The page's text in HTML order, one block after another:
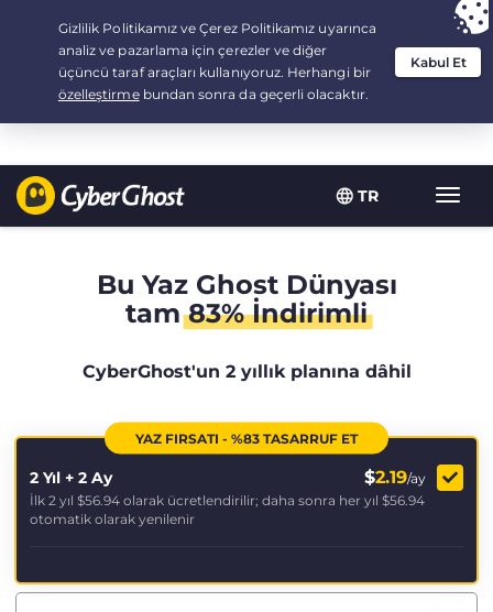
TR
Your choice:The Best Dealfor 2.1666666666667-years at $
/month
Bu Yaz Ghost Dünyası
tam83% İndirimli
CyberGhost'un 2 yıllık planına dâhil
YAZ FIRSATI - %83 TASARRUF ET
2 Yıl + 2 Ay $2.19/ay
İlk 2 yıl $56.94 olarak ücretlendirilir; daha sonra her yıl $56.94
otomatik olarak yenilenir